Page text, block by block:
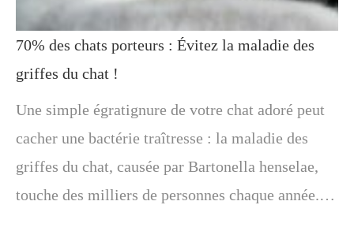
70% des chats porteurs : Évitez la maladie des
griffes du chat !
Une simple égratignure de votre chat adoré peut
cacher une bactérie traîtresse : la maladie des
griffes du chat, causée par Bartonella henselae,
touche des milliers de personnes chaque année.…